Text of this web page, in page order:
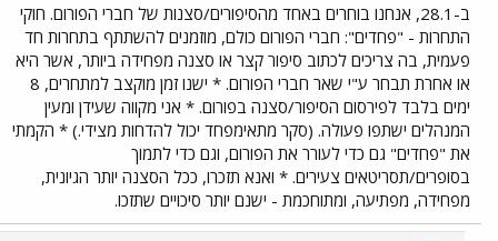
ב-28.1, אנחנו בוחרים באחד מהסיפורים/סצנות של חברי הפורום. חוקי
התחרות - "פחדים": חברי הפורום כולם, מוזמנים להשתתף בתחרות חד
פעמית, בה צריכים לכתוב סיפור קצר או סצנה מפחידה ביותר, אשר היא
או אחרת תבחר ע"י שאר חברי הפורום. * ישנו זמן מוקצב למתחרים, 8
ימים בלבד לפירסום הסיפור/סצנה בפורום. * אני מקווה שעידן ומעין
המנהלים ישתפו פעולה. (סקר מתאימפחד יכול להדחות מצידי.) * הקמתי
את "פחדים" גם כדי לעורר את הפורום, וגם כדי לתמוך
בסופרים/תסריטאים צעירים. * ואנא תזכרו, ככל הסצנה יותר הגיונית,
מפחידה, מפתיעה, ומתוחכמת - ישנם יותר סיכויים שתזכו.